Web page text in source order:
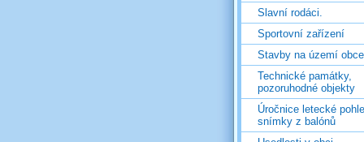
Slavní rodáci.
Sportovní zařízení
Stavby na území obce
Technické památky,
pozoruhodné objekty
Úročnice letecké
snímky z balónů